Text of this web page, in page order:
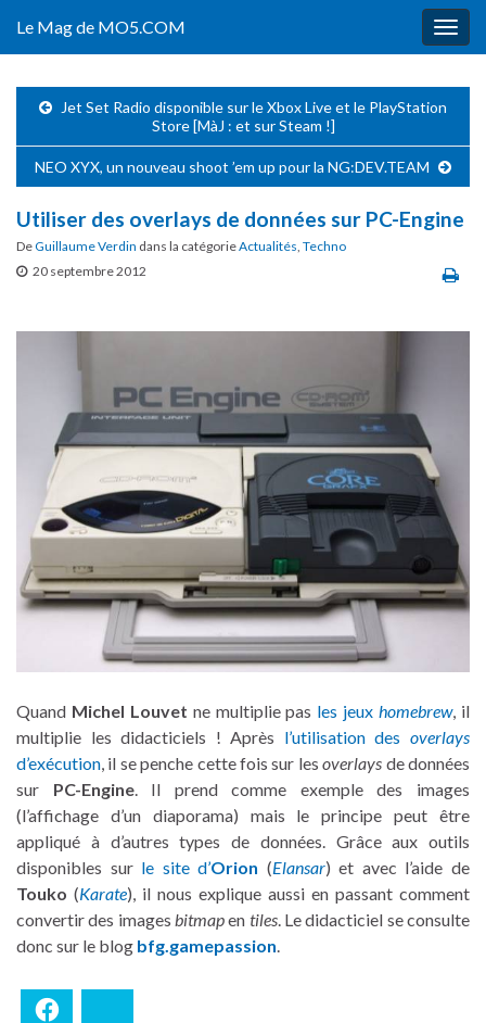
Le Mag de MO5.COM
Jet Set Radio disponible sur le Xbox Live et le PlayStation
Store [MàJ : et sur Steam !]
NEO XYX, un nouveau shoot ’em up pour la NG:DEV.TEAM
Utiliser des overlays de données sur PC-Engine
DeGuillaume Verdin dans la catégorieActualités, Techno
20 septembre 2012
Quand Michel Louvet ne multiplie pas les jeux homebrew, il
multiplie les didacticiels ! Après l’utilisation desoverlays
d’exécution , il se penche cette fois sur lesoverlays de données
sur PC-Engine. Il prend comme exemple des images
(l’affichage d’un diaporama) mais le principe peut être
appliqué à d’autres types de données. Grâce aux outils
disponibles sur le site d’Orion (Elansar) et avec l’aide de
Touko (Karate), il nous explique aussi en passant comment
convertir des images bitmapen tiles. Le didacticiel se consulte
donc sur le blog bfg.gamepassion